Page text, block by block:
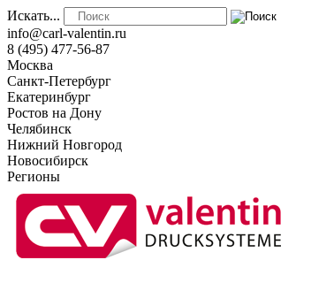
Искать...
info@carl-valentin.ru
8 (495) 477-56-87
Москва
Санкт-Петербург
Екатеринбург
Ростов на Дону
Челябинск
Нижний Новгород
Новосибирск
Регионы